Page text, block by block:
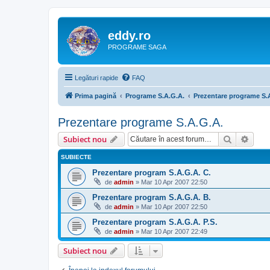
eddy.ro
PROGRAME SAGA
Legături rapide FAQ
Prima pagină Programe S.A.G.A. Prezentare programe
Prezentare programe S.A.G.A.
Subiect nou Căutare
SUBIECTE
Prezentare program S.A.G.A. C.
de admin » Mar 10 Apr 2007 22:50
Prezentare program S.A.G.A. B.
de admin » Mar 10 Apr 2007 22:50
Prezentare program S.A.G.A. P.S.
de admin » Mar 10 Apr 2007 22:49
Subiect nou